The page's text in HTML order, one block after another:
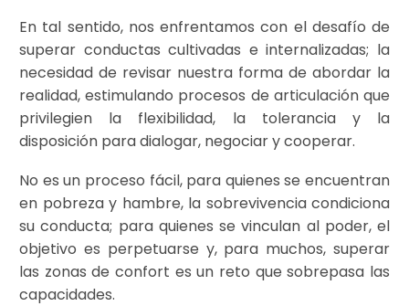
En tal sentido, nos enfrentamos con el desafío de
superar conductas cultivadas e internalizadas; la
necesidad de revisar nuestra forma de abordar la
realidad, estimulando procesos de articulación que
privilegien la flexibilidad, la tolerancia y la
disposición para dialogar, negociar y cooperar.
No es un proceso fácil, para quienes se encuentran
en pobreza y hambre, la sobrevivencia condiciona
su conducta; para quienes se vinculan al poder, el
objetivo es perpetuarse y, para muchos, superar
las zonas de confort es un reto que sobrepasa las
capacidades.